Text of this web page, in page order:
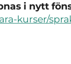
i nytt
kurser/